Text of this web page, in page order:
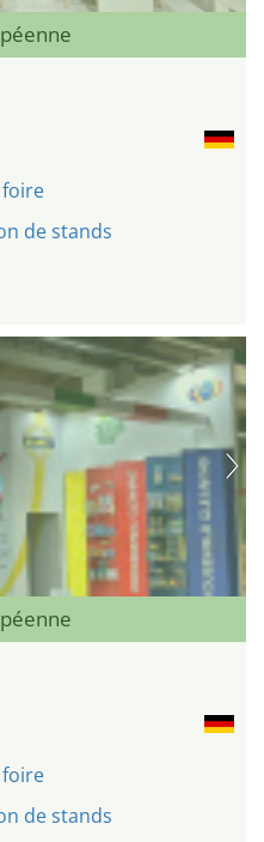
de stands
de stands